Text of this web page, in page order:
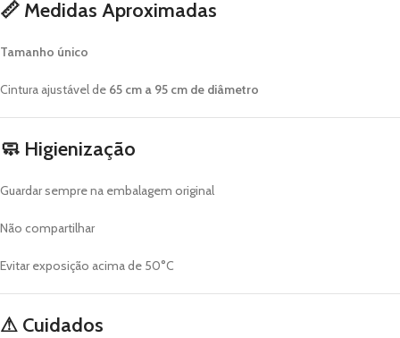
📏 Medidas Aproximadas
Tamanho único
Cintura ajustável de 65 cm a 95 cm de diâmetro
🧼 Higienização
Guardar sempre na embalagem original
Não compartilhar
Evitar exposição acima de 50°C
⚠ Cuidados